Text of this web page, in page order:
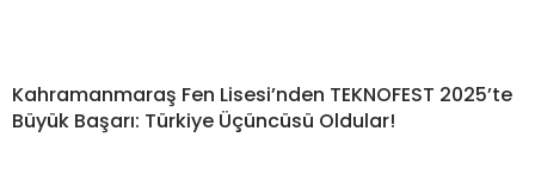
Kahramanmaraş Fen Lisesi’nden TEKNOFEST 2025’te
Büyük Başarı: Türkiye Üçüncüsü Oldular!